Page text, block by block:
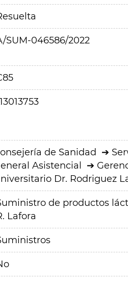
SUM-046586/2022
de Sanidad
Asistencial
Dr. Rodriguez
de productos
Lafora